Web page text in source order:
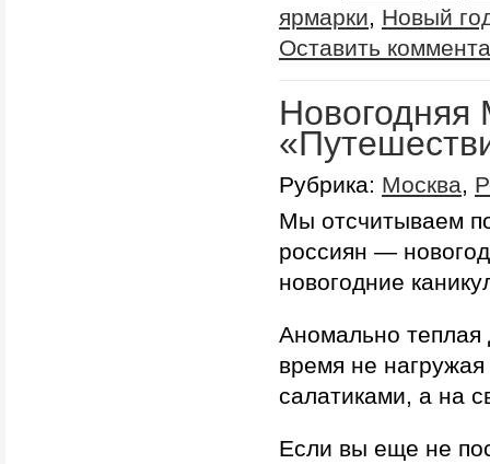
ярмарки, Новый
Оставить
Новогодняя
Рубрика: Москва,
Мы отсчитываем
россиян —
новогодние
Аномально теплая
время не
салатиками, а на
Если вы еще не